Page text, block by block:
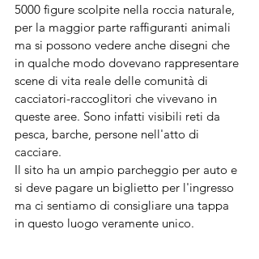
5000 figure scolpite nella roccia naturale,
per la maggior parte raffiguranti animali
ma si possono vedere anche disegni che
in qualche modo dovevano rappresentare
scene di vita reale delle comunità di
cacciatori-raccoglitori che vivevano in
queste aree. Sono infatti visibili reti da
pesca, barche, persone nell'atto di
cacciare.
Il sito ha un ampio parcheggio per auto e
si deve pagare un biglietto per l'ingresso
ma ci sentiamo di consigliare una tappa
in questo luogo veramente unico.